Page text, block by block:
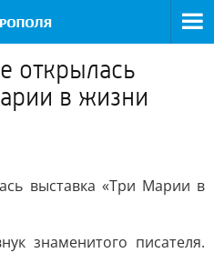
открылась
в жизни
выставка «Три Марии в
знаменитого писателя.